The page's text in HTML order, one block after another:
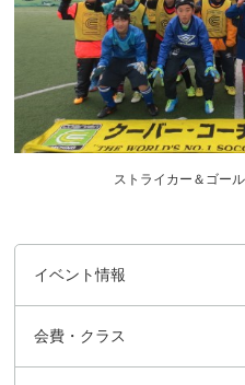
ストライカー＆ゴー
イベント情報
会費・クラス